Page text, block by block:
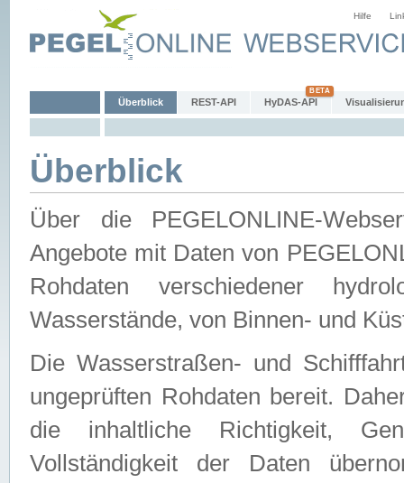
Hilfe
Überblick REST-API HyDAS-API
Überblick
Über die PEGELONLINE-
Angebote mit Daten von
Rohdaten verschiedener
Wasserstände, von Binnen- und
Die Wasserstraßen- und
ungeprüften Rohdaten bereit.
die inhaltliche Richtigkeit,
Vollständigkeit der Daten